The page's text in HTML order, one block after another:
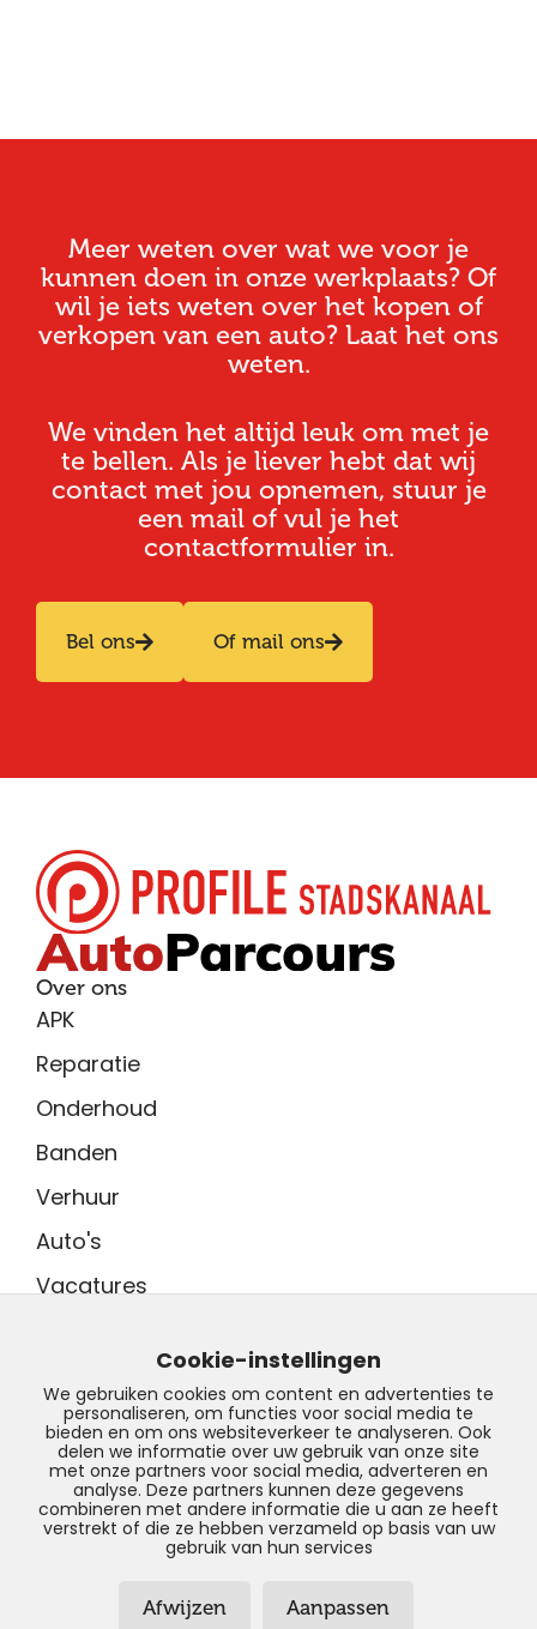
Meer weten over wat we voor je
kunnen doen in onze werkplaats? Of
wil je iets weten over het kopen of
verkopen van een auto? Laat het ons
weten.
We vinden het altijd leuk om met je
te bellen. Als je liever hebt dat wij
contact met jou opnemen, stuur je
een mail of vul je het
contactformulier in.
Bel ons Of mail ons
Over ons
APK
Reparatie
Onderhoud
Banden
Verhuur
Auto's
Vacatures
Tinnegieter 7
9502 EX Stadskanaal
Contact
0599 - 204 050
info@profilestadskanaal.nl
© Copyright 2026 – Profile
Cookie-instellingen
We gebruiken cookies om content en advertenties te
personaliseren, om functies voor social media te
bieden en om ons websiteverkeer te analyseren. Ook
delen we informatie over uw gebruik van onze site
met onze partners voor social media, adverteren en
analyse. Deze partners kunnen deze gegevens
combineren met andere informatie die u aan ze heeft
verstrekt of die ze hebben verzameld op basis van uw
gebruik van hun services
Afwijzen Aanpassen